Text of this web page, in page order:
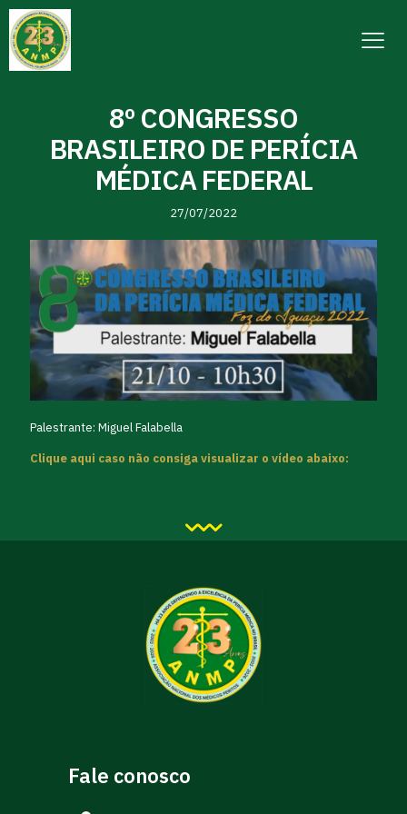
8º CONGRESSO
BRASILEIRO DE PERÍCIA
MÉDICA FEDERAL
27/07/2022
Palestrante: Miguel Falabella
Clique aqui caso não consiga visualizar o vídeo abaixo:
Fale conosco